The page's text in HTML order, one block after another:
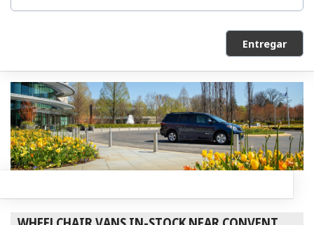
Entregar